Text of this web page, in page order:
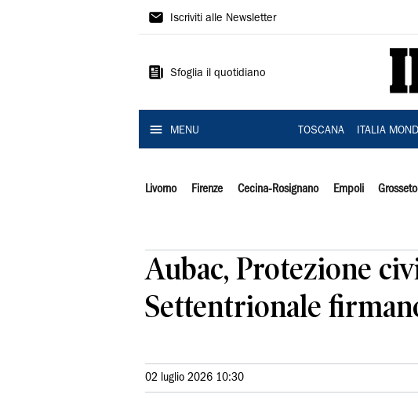
Il
Iscriviti alle Newsletter
Sfoglia il quotidiano
MENU TOSCANA ITALIA
Livorno Firenze Cecina-Rosignano Empoli Grosseto
Aubac, Protezione
Settentrionale
02 luglio 2026 10:30